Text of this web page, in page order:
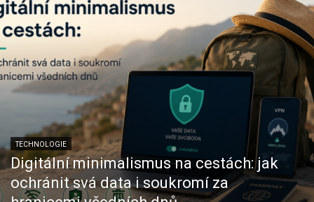
TECHNOLOGIE
Digitální minimalismus na cestách: jak
ochránit svá data i soukromí za